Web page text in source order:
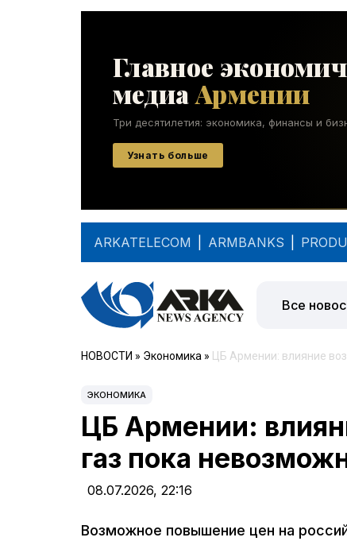
ARKATELECOM ARMBANKS
Все
НОВОСТИ » Экономика » ЦБ Армении: влияние
ЭКОНОМИКА
ЦБ Армении:
газ пока
08.07.2026, 22:16
Возможное повышение цен на